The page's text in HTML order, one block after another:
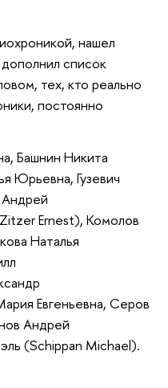
нашел
список
тех, кто реально
постоянно
Башнин Никита
Юрьевна, Гузевич
Ernest), Комолов
Наталья
Евгеньевна, Серов
Андрей
(Schippan Michael).